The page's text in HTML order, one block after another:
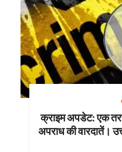
क्राइम अपडेट: एक
अपराध की वारदातें।